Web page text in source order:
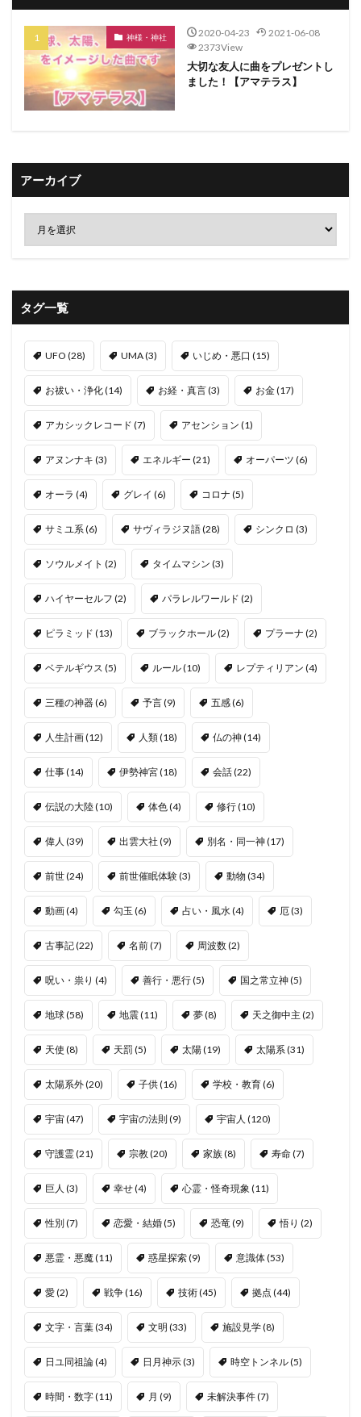
神様・神社 2020-04-23
2021-06-08
2373View
大切な友人に曲をプレゼントし
ました！【アマテラス】
アーカイブ
タグ一覧
UFO (28) UMA(3) いじめ・悪口 (15)
お祓い・浄化(14) お経・真言(3) お金(17)
アカシックレコード (7) アセンション (1)
アヌンナキ (3) エネルギー (21) オーパーツ (6)
オーラ (4) グレイ (6) コロナ (5)
サミユ系(6) サヴィラジヌ語(28) シンクロ (3)
ソウルメイト (2) タイムマシン (3)
ハイヤーセルフ (2) パラレルワールド (2)
ピラミッド (13) ブラックホール(2) プラーナ (2)
ベテルギウス (5) ルール(10) レプティリアン (4)
三種の神器(6) 予言(9) 五感(6)
人生計画(12) 人類(18) 仏の神(14)
仕事(14) 伊勢神宮(18) 会話(22)
伝説の大陸(10) 体色(4) 修行(10)
偉人 (39) 出雲大社 (9) 別名・同一神(17)
前世(24) 前世催眠体験(3) 動物 (34)
動画(4) 勾玉 (6) 占い・風水(4) 厄(3)
古事記(22) 名前(7) 周波数(2)
呪い・祟り (4) 善行・悪行(5) 国之常立神(5)
地球(58) 地震(11) 夢(8) 天之御中主 (2)
天使 (8) 天罰 (5) 太陽(19) 太陽系(31)
太陽系外(20) 子供(16) 学校・教育(6)
宇宙(47) 宇宙の法則 (9) 宇宙人 (120)
守護霊(21) 宗教(20) 家族(8) 寿命(7)
巨人 (3) 幸せ(4) 心霊・怪奇現象 (11)
性別 (7) 恋愛・結婚(5) 恐竜(9) 悟り (2)
悪霊・悪魔(11) 惑星探索(9) 意識体(53)
愛(2) 戦争(16) 技術(45) 拠点 (44)
文字・言葉(34) 文明 (33) 施設見学(8)
日ユ同祖論(4) 日月神示(3) 時空トンネル(5)
時間・数字(11) 月 (9) 未解決事件(7)